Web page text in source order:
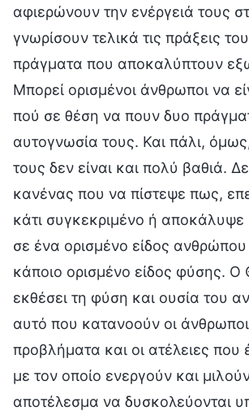
αφιερώνουν την ενέργειά τους
γνωρίσουν τελικά τις πράξεις
πράγματα που αποκαλύπτουν
Μπορεί ορισμένοι άνθρωποι να
πού σε θέση να πουν δυο
αυτογνωσία τους. Και πάλι,
τους δεν είναι και πολύ βαθιά.
κανένας που να πίστεψε πως,
κάτι συγκεκριμένο ή αποκάλυψε
σε ένα ορισμένο είδος ανθρώπου
κάποιο ορισμένο είδος φύσης. Ο
εκθέσει τη φύση και ουσία του
αυτό που κατανοούν οι άνθρωποι
προβλήματα και οι ατέλειες που
με τον οποίο ενεργούν και
αποτέλεσμα να δυσκολεύονται